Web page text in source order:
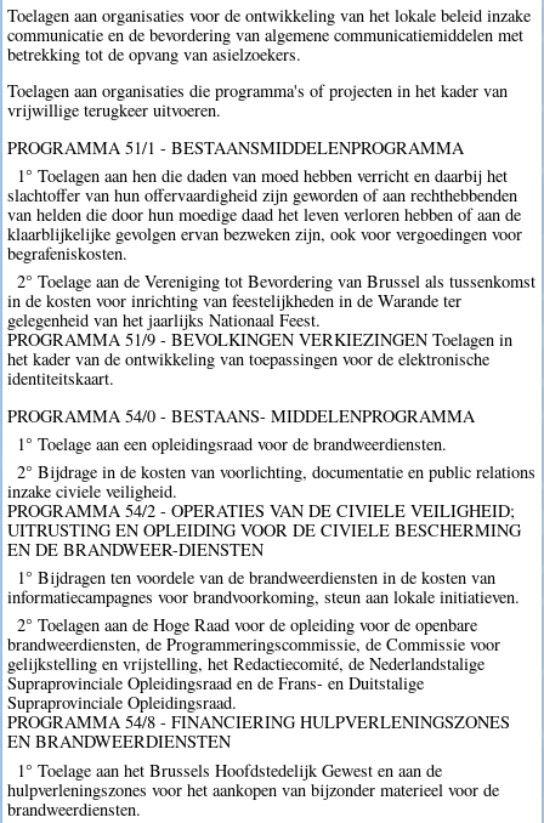
Toelagen aan organisaties voor de ontwikkeling van het lokale beleid inzake
communicatie en de bevordering van algemene communicatiemiddelen met
betrekking tot de opvang van asielzoekers.
Toelagen aan organisaties die programma's of projecten in het kader van
vrijwillige terugkeer uitvoeren.
PROGRAMMA 51/1 - BESTAANSMIDDELENPROGRAMMA
1° Toelagen aan hen die daden van moed hebben verricht en daarbij het
slachtoffer van hun offervaardigheid zijn geworden of aan rechthebbenden
van helden die door hun moedige daad het leven verloren hebben of aan de
klaarblijkelijke gevolgen ervan bezweken zijn, ook voor vergoedingen voor
begrafeniskosten.
2° Toelage aan de Vereniging tot Bevordering van Brussel als tussenkomst
in de kosten voor inrichting van feestelijkheden in de Warande ter
gelegenheid van het jaarlijks Nationaal Feest.
PROGRAMMA 51/9 - BEVOLKINGEN VERKIEZINGEN Toelagen in
het kader van de ontwikkeling van toepassingen voor de elektronische
identiteitskaart.
PROGRAMMA 54/0 - BESTAANS- MIDDELENPROGRAMMA
1° Toelage aan een opleidingsraad voor de brandweerdiensten.
2° Bijdrage in de kosten van voorlichting, documentatie en public relations
inzake civiele veiligheid.
PROGRAMMA 54/2 - OPERATIES VAN DE CIVIELE VEILIGHEID;
UITRUSTING EN OPLEIDING VOOR DE CIVIELE BESCHERMING
EN DE BRANDWEER-DIENSTEN
1° Bijdragen ten voordele van de brandweerdiensten in de kosten van
informatiecampagnes voor brandvoorkoming, steun aan lokale initiatieven.
2° Toelagen aan de Hoge Raad voor de opleiding voor de openbare
brandweerdiensten, de Programmeringscommissie, de Commissie voor
gelijkstelling en vrijstelling, het Redactiecomité, de Nederlandstalige
Supraprovinciale Opleidingsraad en de Frans- en Duitstalige
Supraprovinciale Opleidingsraad.
PROGRAMMA 54/8 - FINANCIERING HULPVERLENINGSZONES
EN BRANDWEERDIENSTEN
1° Toelage aan het Brussels Hoofdstedelijk Gewest en aan de
hulpverleningszones voor het aankopen van bijzonder materieel voor de
brandweerdiensten.